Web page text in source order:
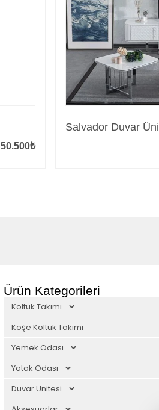
50.500₺
Salvador Duvar
Ürün Kategorileri
Koltuk Takımı
Köşe Koltuk Takımı
Yemek Odası
Yatak Odası
Duvar Ünitesi